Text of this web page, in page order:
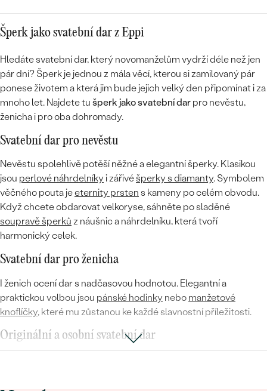
Šperk jako svatební dar z Eppi
Hledáte svatební dar, který novomanželům vydrží déle než jen
pár dní? Šperk je jednou z mála věcí, kterou si zamilovaný pár
ponese životem a která jim bude jejich velký den připomínat i za
mnoho let. Najdete tu šperk jako svatební dar pro nevěstu,
ženicha i pro oba dohromady.
Svatební dar pro nevěstu
Nevěstu spolehlivě potěší něžné a elegantní šperky. Klasikou
jsou perlové náhrdelníkyi zářivéšperky s diamanty. Symbolem
věčného pouta jeeternity prsten s kameny po celém obvodu.
Když chcete obdarovat velkoryse, sáhněte po sladěné
soupravě šperků z náušnic a náhrdelníku, která tvoří
harmonický celek.
Svatební dar pro ženicha
I ženich ocení dar s nadčasovou hodnotou. Elegantní a
praktickou volbou jsou pánské hodinky nebo manžetové
knoflíčky, které mu zůstanou ke každé slavnostní příležitosti.
Originální a osobní svatební dar
jmény nebo krátkým vzkazem se promění v jedinečnou